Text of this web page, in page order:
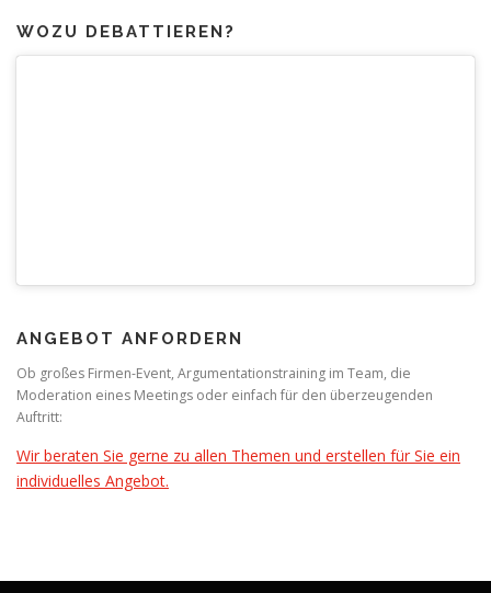
WOZU DEBATTIEREN?
ANGEBOT ANFORDERN
Ob großes Firmen-Event, Argumentationstraining im Team, die
Moderation eines Meetings oder einfach für den überzeugenden
Auftritt:
Wir beraten Sie gerne zu allen Themen und erstellen für Sie ein
individuelles Angebot.